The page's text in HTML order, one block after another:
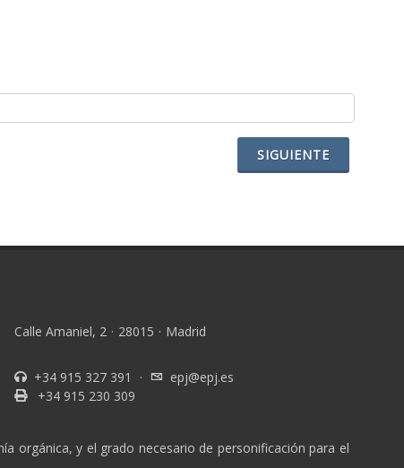
SIGUIENTE
Calle Amaniel, 2 · 28015 · Madrid
+34 915 327 391 ·
epj@epj.es
+34 915 230 309
orgánica, y el grado necesario de personificación para el